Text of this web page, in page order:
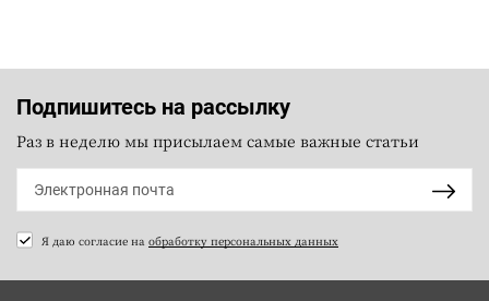
Подпишитесь на рассылку
Раз в неделю мы присылаем самые важные статьи
Я даю согласие на обработку персональных данных